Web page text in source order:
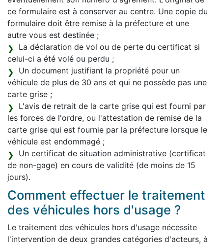
ce formulaire est à conserver au centre. Une copie du
formulaire doit être remise à la préfecture et une
autre vous est destinée ;
La déclaration de vol ou de perte du certificat si
celui-ci a été volé ou perdu ;
Un document justifiant la propriété pour un
véhicule de plus de 30 ans et qui ne possède pas une
carte grise ;
L'avis de retrait de la carte grise qui est fourni par
les forces de l'ordre, ou l'attestation de remise de la
carte grise qui est fournie par la préfecture lorsque le
véhicule est endommagé ;
Un certificat de situation administrative (certificat
de non-gage) en cours de validité (de moins de 15
jours).
Comment effectuer le traitement
des véhicules hors d'usage ?
Le traitement des véhicules hors d'usage nécessite
l'intervention de deux grandes catégories d'acteurs, à